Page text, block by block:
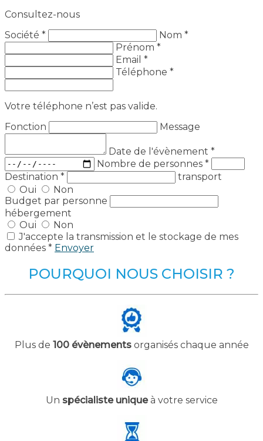
Consultez-nous
Société *
Nom *
Prénom *
Email *
Téléphone *
Votre téléphone n’est pas valide.
Fonction
Message
Date de l'évènement *
Nombre de personnes *
Destination *
transport
Oui
Non
Budget par personne
hébergement
Oui
Non
J'accepte la transmission et le stockage de mes
données * Envoyer
POURQUOI NOUS CHOISIR ?
Plus de 100 évènementsorganisés chaque année
Un spécialiste uniqueà votre service